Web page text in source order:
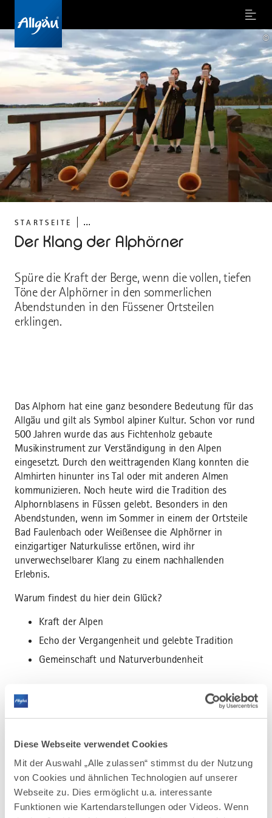
Diese Webseite verwendet Cookies
Mit der Auswahl „Alle zulassen“ stimmst du der Nutzung
von Cookies und ähnlichen Technologien auf unserer
Webseite zu. Dies ermöglicht u.a. interessante
Funktionen wie Kartendarstellungen oder Videos. Wenn
Menu
©
STARTSEITE ...
Der Klang der Alphörner
Spüre die Kraft der Berge, wenn die vollen, tiefen
Töne der Alphörner in den sommerlichen
Abendstunden in den Füssener Ortsteilen
erklingen.
Das Alphorn hat eine ganz besondere Bedeutung für das
Allgäu und gilt als Symbol alpiner Kultur. Schon vor rund
500 Jahren wurde das aus Fichtenholz gebaute
Musikinstrument zur Verständigung in den Alpen
eingesetzt. Durch den weittragenden Klang konnten die
Almhirten hinunter ins Tal oder mit anderen Almen
kommunizieren. Noch heute wird die Tradition des
Alphornblasens in Füssen gelebt. Besonders in den
Abendstunden, wenn im Sommer in einem der Ortsteile
Bad Faulenbach oder Weißensee die Alphörner in
einzigartiger Naturkulisse ertönen, wird ihr
unverwechselbarer Klang zu einem nachhallenden
Erlebnis.
Warum findest du hier dein Glück?
Kraft der Alpen
Echo der Vergangenheit und gelebte Tradition
Gemeinschaft und Naturverbundenheit
Alphornblasen am Weißensee
Alphornblasen in Bad Faulenbach